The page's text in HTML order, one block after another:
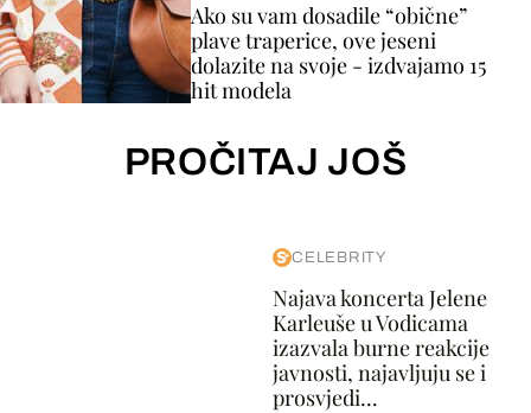
Ako su vam dosadile “obične”
plave traperice, ove jeseni
dolazite na svoje - izdvajamo 15
hit modela
PROČITAJ JOŠ
CELEBRITY
Najava koncerta Jelene
Karleuše u Vodicama
izazvala burne reakcije
javnosti, najavljuju se i
prosvjedi...